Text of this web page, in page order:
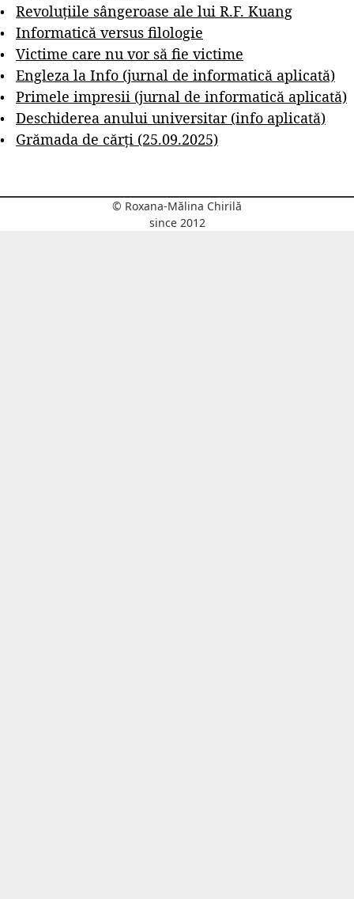
Revoluțiile sângeroase ale lui R.F. Kuang
Informatică versus filologie
Victime care nu vor să fie victime
Engleza la Info (jurnal de informatică aplicată)
Primele impresii (jurnal de informatică aplicată)
Deschiderea anului universitar (info aplicată)
Grămada de cărți (25.09.2025)
© Roxana-Mălina Chirilă
since 2012